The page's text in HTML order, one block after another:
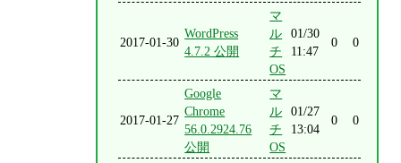
2017-01-30
WordPress
4.7.2 公開
マ
ル
チ
OS
01/30
11:47
0 0
2017-01-27
Google
Chrome
56.0.2924.76
公開
マ
ル
チ
OS
01/27
13:04
0 0